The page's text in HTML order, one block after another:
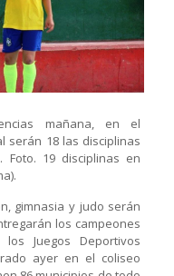
mañana, en el
serán 18 las disciplinas
Foto. 19 disciplinas en
gimnasia y judo serán
los campeones
Juegos Deportivos
ayer en el coliseo